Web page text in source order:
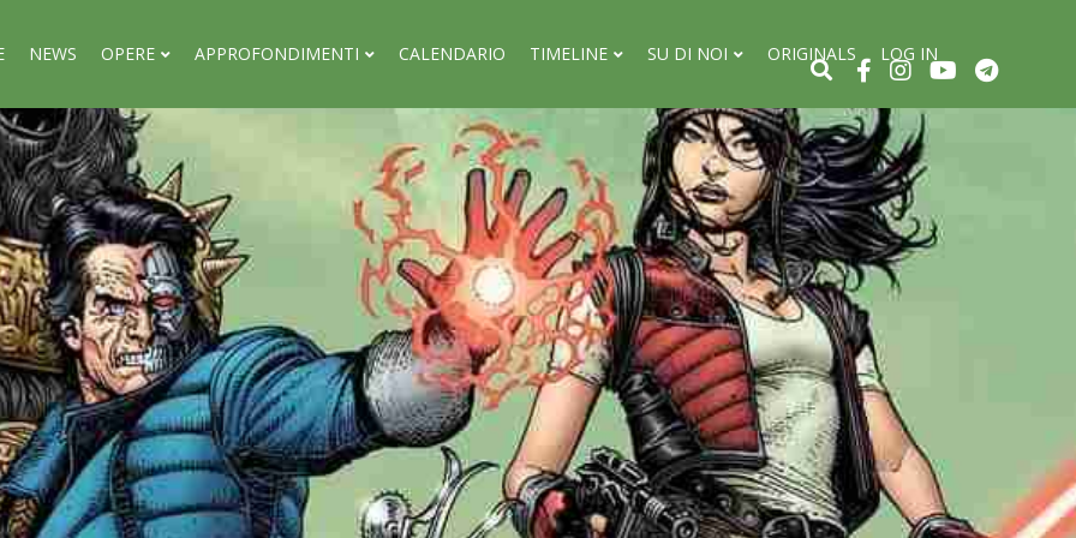
NEWS OPERE APPROFONDIMENTI CALENDARIO TIMELINE SU DI NOI ORIGINALS LOG IN